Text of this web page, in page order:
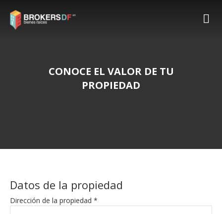
CONOCE EL VALOR DE TU
PROPIEDAD
Datos de la propiedad
Dirección de la propiedad *